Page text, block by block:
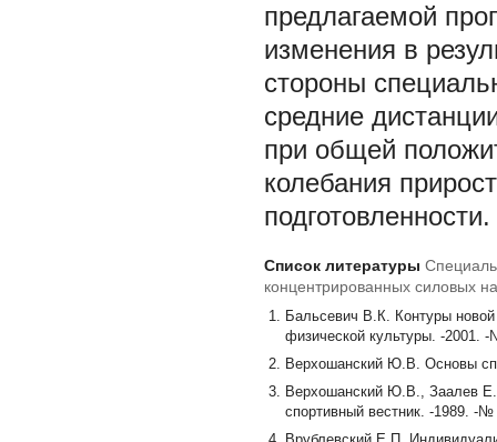
предлагаемой
изменения в
стороны
средние
при общей
колебания
подготовленности.
Список литературы
концентрированных силовых
Бальсевич В.К. Контуры новой
физической культуры. -2001.
Верхошанский Ю.В. Основы
Верхошанский Ю.В., Заалев
спортивный вестник. -1989. -